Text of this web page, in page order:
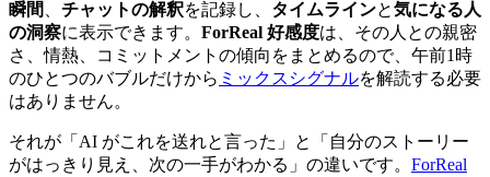
瞬間
チャットの解釈を記録し、 タイムラインと気になる人
の洞察に表示できます。 ForReal 好感度は、その人との親密
さ、情熱、コミットメントの傾向をまとめるので、午前1時
のひとつのバブルだけから ミックスシグナルを解読する必要
はありません。
それが「AI がこれを送れと言った」と「自分のストーリー
がはっきり見え、次の一手がわかる」の違いです。 ForReal